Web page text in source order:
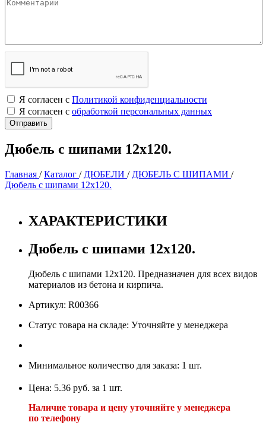
Я согласен с Политикой конфиденциальности
Я согласен с обработкой персональных данных
Дюбель с шипами 12х120.
Главная /Каталог / ДЮБЕЛИ / ДЮБЕЛЬ С ШИПАМИ /
Дюбель с шипами 12х120.
ХАРАКТЕРИСТИКИ
Дюбель с шипами 12х120.
Дюбель с шипами 12х120. Предназначен для всех видов
материалов из бетона и кирпича.
Артикул: R00366
Статус товара на складе: Уточняйте у менеджера
Минимальное количество для заказа: 1 шт.
Цена: 5.36 руб. за 1 шт.
Наличие товара и цену уточняйте у менеджера
по телефону